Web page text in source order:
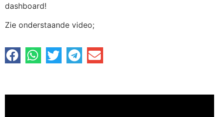
dashboard!
Zie onderstaande video;